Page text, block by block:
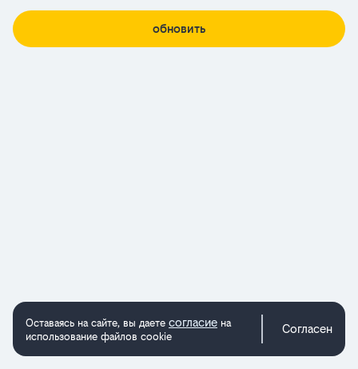
обновить
Оставаясь на сайте, вы даете согласие на
использование файлов cookie
Согласен